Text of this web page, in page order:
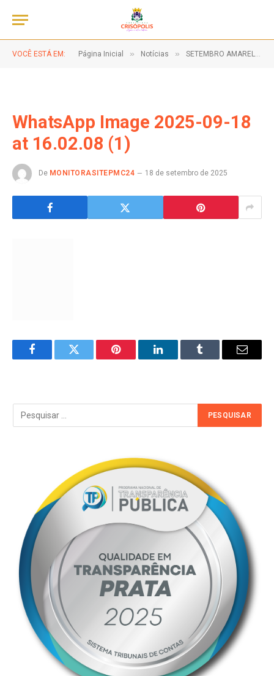
VOCÊ ESTÁ EM: Página Inicial » Notícias » SETEMBRO AMARELO, CONVERSAR SALVA VIDAS!
WhatsApp Image 2025-09-18
at 16.02.08 (1)
De MONITORASITEPMC24 18 de setembro de 2025
FacebookTwitter Pinterest LinkedInTumblr Email